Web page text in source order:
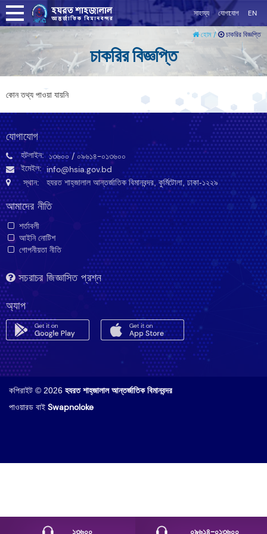
সাহায্য যোগাযোগ EN
১৩৬০০ ০৯৬১৪-০১৩৬০০
হোম / চাকরির বিজ্ঞপ্তি
চাকরির বিজ্ঞপ্তি
কোন তথ্য পাওয়া যায়নি
যোগাযোগ
হটলাইন:১৩৬০০ / ০৯৬১৪-০১৩৬০০
ইমেইল:info@hsia.gov.bd
স্থান: হযরত শাহ্‌জালাল আন্তর্জাতিক বিমানবন্দর, কুর্মিটোলা, ঢাকা-১২২৯
আমাদের নীতি
শর্তাবলী
আইনি নোটিশ
গোপনীয়তা নীতি
সচরাচর জিজ্ঞাসিত প্রশ্ন
অ্যাপ
কপিরাইট © 2026 হযরত শাহ্‌জালাল আন্তর্জাতিক বিমানবন্দর
পাওয়ারড বাই Swapnoloke